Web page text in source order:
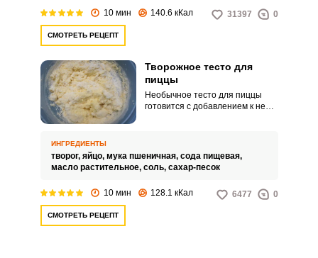
10 мин 140.6 кКал 31397 0
СМОТРЕТЬ РЕЦЕПТ
Творожное тесто для
пиццы
Необычное тесто для пиццы
готовится с добавлением к нему
раскатывается тонкая лепешка.
ИНГРЕДИЕНТЫ
творог, яйцо, мука пшеничная, сода пищевая,
масло растительное, соль, сахар-песок
10 мин 128.1 кКал 6477 0
СМОТРЕТЬ РЕЦЕПТ